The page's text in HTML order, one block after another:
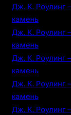
Дж. К. Роулинг
камень
Дж. К. Роулинг
камень
Дж. К. Роулинг
камень
Дж. К. Роулинг
камень
Дж. К. Роулинг